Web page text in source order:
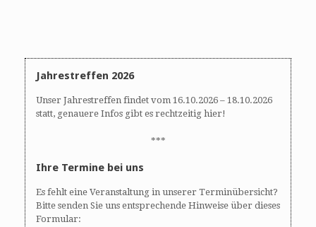
Jahrestreffen 2026
Unser Jahrestreffen findet vom 16.10.2026 – 18.10.2026
statt, genauere Infos gibt es rechtzeitig hier!
***
Ihre Termine bei uns
Es fehlt eine Veranstaltung in unserer Terminübersicht?
Bitte senden Sie uns entsprechende Hinweise über dieses
Formular: